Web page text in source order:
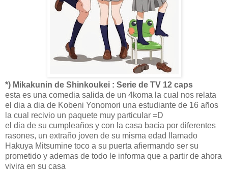
*) Mikakunin de Shinkoukei : Serie de TV 12 caps
esta es una comedia salida de un 4koma la cual nos relata
el dia a dia de Kobeni Yonomori una estudiante de 16 años
la cual recivio un paquete muy particular =D
el dia de su cumpleaños y con la casa bacia por diferentes
rasones, un extraño joven de su misma edad llamado
Hakuya Mitsumine toco a su puerta afiermando ser su
prometido y ademas de todo le informa que a partir de ahora
vivira en su casa